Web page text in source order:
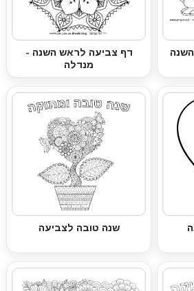
דף צביעה לראש השנה -
מנדלה
שנה טובה לצביעה